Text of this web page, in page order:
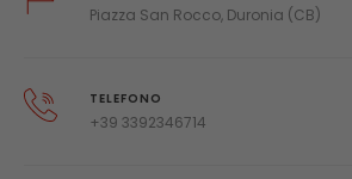
Piazza San Rocco, Duronia (CB)
TELEFONO
+39 3392346714